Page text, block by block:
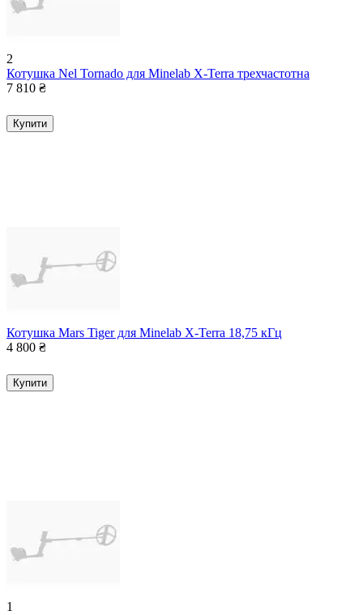
2
Котушка Nel Tornado для Minelab X-Terra трехчастотна
7 810 ₴
Купити
Котушка Mars Tiger для Minelab X-Terra 18,75 кГц
4 800 ₴
Купити
1